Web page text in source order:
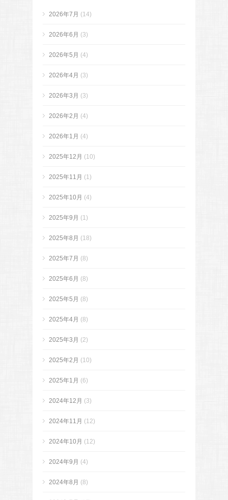
2026年7月 (14)
2026年6月 (3)
2026年5月 (4)
2026年4月 (3)
2026年3月 (3)
2026年2月 (4)
2026年1月 (4)
2025年12月 (10)
2025年11月 (1)
2025年10月 (4)
2025年9月 (1)
2025年8月 (18)
2025年7月 (8)
2025年6月 (8)
2025年5月 (8)
2025年4月 (8)
2025年3月 (2)
2025年2月 (10)
2025年1月 (6)
2024年12月 (3)
2024年11月 (12)
2024年10月 (12)
2024年9月 (4)
2024年8月 (8)